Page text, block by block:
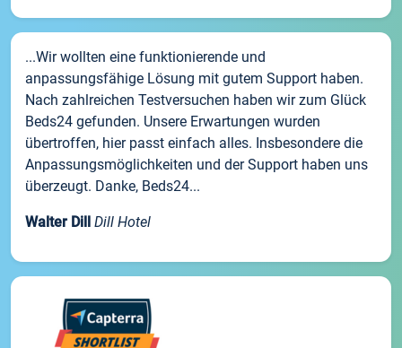
...Wir wollten eine funktionierende und
anpassungsfähige Lösung mit gutem Support haben.
Nach zahlreichen Testversuchen haben wir zum Glück
Beds24 gefunden. Unsere Erwartungen wurden
übertroffen, hier passt einfach alles. Insbesondere die
Anpassungsmöglichkeiten und der Support haben uns
überzeugt. Danke, Beds24...
Walter Dill Dill Hotel